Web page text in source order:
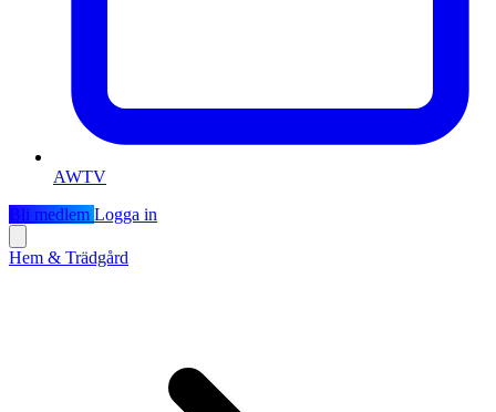
AWTV
Bli medlem Logga in
Hem & Trädgård